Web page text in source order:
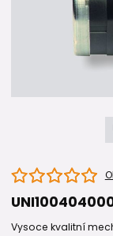
Vysoce kvalitní